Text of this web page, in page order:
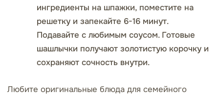
ингредиенты на шпажки, поместите на
решетку и запекайте 6-16 минут.
Подавайте с любимым соусом. Готовые
шашлычки получают золотистую корочку и
сохраняют сочность внутри.
Любите оригинальные блюда для семейного